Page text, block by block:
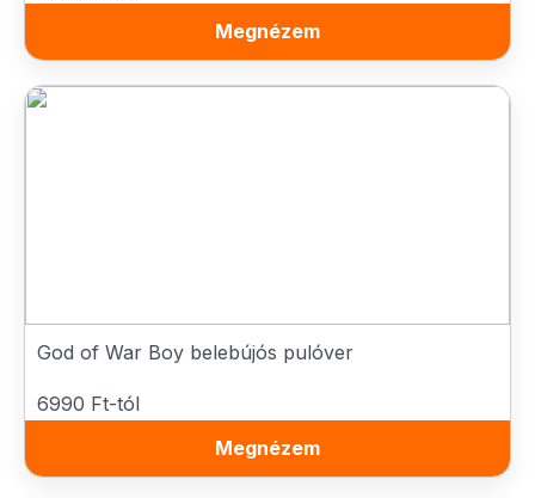
Megnézem
God of War Boy belebújós pulóver
6990 Ft-tól
Megnézem